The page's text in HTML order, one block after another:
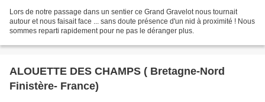
Lors de notre passage dans un sentier ce Grand Gravelot nous tournait
autour et nous faisait face ... sans doute présence d'un nid à proximité ! Nous
sommes reparti rapidement pour ne pas le déranger plus.
ALOUETTE DES CHAMPS ( Bretagne-Nord
Finistère- France)